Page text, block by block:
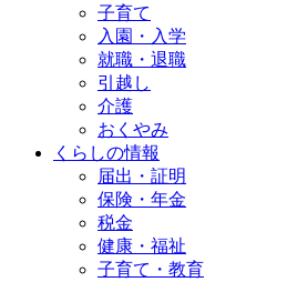
子育て
入園・入学
就職・退職
引越し
介護
おくやみ
くらしの情報
届出・証明
保険・年金
税金
健康・福祉
子育て・教育